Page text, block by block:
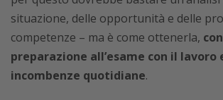
situazione, delle opportunità e delle
competenze – ma è come ottenerla,
preparazione all’esame con il lavoro
incombenze quotidiane.